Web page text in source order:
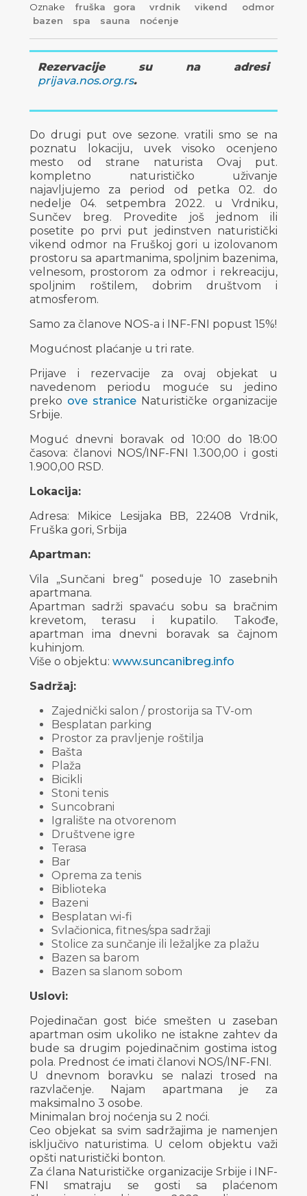
Oznake fruška gora vrdnik vikend
odmor
bazen
spa sauna noćenje
Rezervacije su na adresi
prijava.nos.org.rs.
Do drugi put ove sezone. vratili smo se na
poznatu lokaciju, uvek visoko ocenjeno
mesto od strane naturista Ovaj put.
kompletno naturističko uživanje
najavljujemo za period od petka 02. do
nedelje 04. setpembra 2022. u Vrdniku,
Sunčev breg. Provedite još jednom ili
posetite po prvi put jedinstven naturistički
vikend odmor na Fruškoj gori u izolovanom
prostoru sa apartmanima, spoljnim bazenima,
velnesom, prostorom za odmor i rekreaciju,
spoljnim roštilem, dobrim društvom i
atmosferom.
Samo za članove NOS-a i INF-FNI popust 15%!
Mogućnost plaćanje u tri rate.
Prijave i rezervacije za ovaj objekat u
navedenom periodu moguće su jedino
preko ove stranice Naturističke organizacije
Srbije.
Moguć dnevni boravak od 10:00 do 18:00
časova: članovi NOS/INF-FNI 1.300,00 i gosti
1.900,00 RSD.
Lokacija:
Adresa: Mikice Lesijaka BB, 22408 Vrdnik,
Fruška gori, Srbija
Apartman:
Vila „Sunčani breg“ poseduje 10 zasebnih
apartmana.
Apartman sadrži spavaću sobu sa bračnim
krevetom, terasu i kupatilo. Takođe,
apartman ima dnevni boravak sa čajnom
kuhinjom.
Više o objektu: www.suncanibreg.info
Sadržaj:
Zajednički salon / prostorija sa TV-om
Besplatan parking
Prostor za pravljenje roštilja
Bašta
Plaža
Bicikli
Stoni tenis
Suncobrani
Igralište na otvorenom
Društvene igre
Terasa
Bar
Oprema za tenis
Biblioteka
Bazeni
Besplatan wi-fi
Svlačionica, fitnes/spa sadržaji
Stolice za sunčanje ili ležaljke za plažu
Bazen sa barom
Bazen sa slanom sobom
Uslovi:
Pojedinačan gost biće smešten u zaseban
apartman osim ukoliko ne istakne zahtev da
bude sa drugim pojedinačnim gostima istog
pola. Prednost će imati članovi NOS/INF-FNI.
U dnevnom boravku se nalazi trosed na
razvlačenje. Najam apartmana je za
maksimalno 3 osobe.
Minimalan broj noćenja su 2 noći.
Ceo objekat sa svim sadržajima je namenjen
isključivo naturistima. U celom objektu važi
opšti naturistički bonton.
Za ćlana Naturističke organizacije Srbije i INF-
FNI smatraju se gosti sa plaćenom